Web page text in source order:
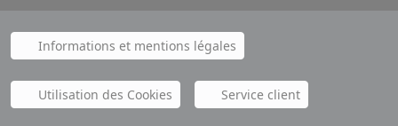
Informations et mentions légales
Utilisation des Cookies Service client